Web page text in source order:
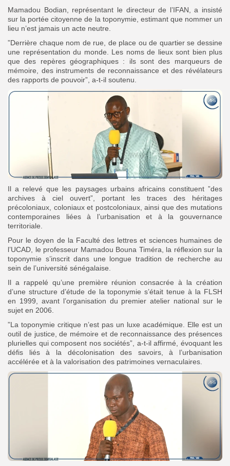
‎Mamadou Bodian, représentant le directeur de l’IFAN, a insisté
sur la portée citoyenne de la toponymie, estimant que nommer un
lieu n’est jamais un acte neutre.
‎”Derrière chaque nom de rue, de place ou de quartier se dessine
une représentation du monde. Les noms de lieux sont bien plus
que des repères géographiques : ils sont des marqueurs de
mémoire, des instruments de reconnaissance et des révélateurs
des rapports de pouvoir”, a-t-il soutenu.
Il a relevé que les paysages urbains africains constituent ”des
archives à ciel ouvert”, portant les traces des héritages
précoloniaux, coloniaux et postcoloniaux, ainsi que des mutations
contemporaines liées à l’urbanisation et à la gouvernance
territoriale.
‎Pour le doyen de la Faculté des lettres et sciences humaines de
l’UCAD, le professeur Mamadou Bouna Timéra, la réflexion sur la
toponymie s’inscrit dans une longue tradition de recherche au
sein de l’université sénégalaise.
‎Il a rappelé qu’une première réunion consacrée à la création
d’une structure d’étude de la toponymie s’était tenue à la FLSH
en 1999, avant l’organisation du premier atelier national sur le
sujet en 2006.
‎”La toponymie critique n’est pas un luxe académique. Elle est un
outil de justice, de mémoire et de reconnaissance des présences
plurielles qui composent nos sociétés”, a-t-il affirmé, évoquant les
défis liés à la décolonisation des savoirs, à l’urbanisation
accélérée et à la valorisation des patrimoines vernaculaires.